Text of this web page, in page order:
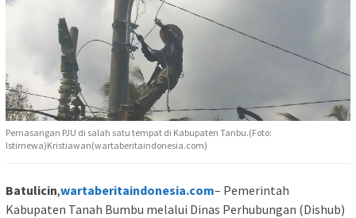
Pemasangan PJU di salah satu tempat di Kabupaten Tanbu.(Foto:
Istimewa)Kristiawan(wartaberitaindonesia.com)
Batulicin,wartaberitaindonesia.com– Pemerintah
Kabupaten Tanah Bumbu melalui Dinas Perhubungan (Dishub)